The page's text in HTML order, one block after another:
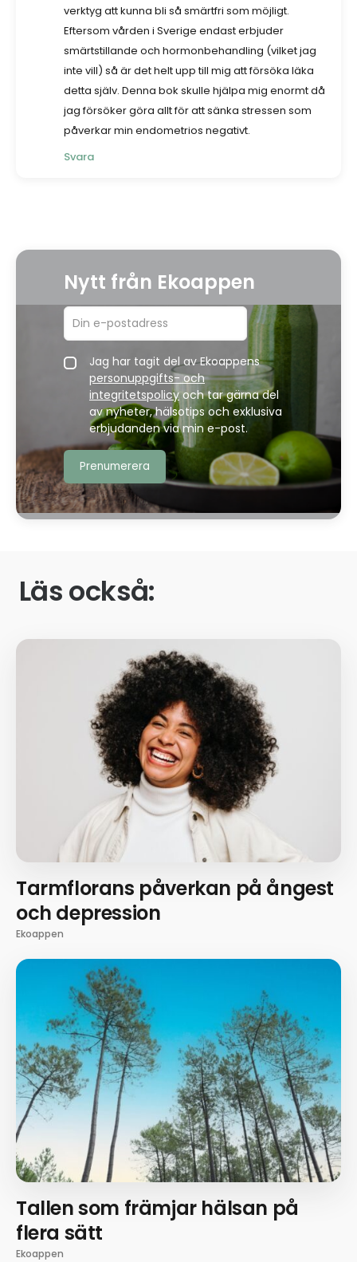
verktyg att kunna bli så smärtfri som möjligt.
Eftersom vården i Sverige endast erbjuder
smärtstillande och hormonbehandling (vilket jag
inte vill) så är det helt upp till mig att försöka läka
detta själv. Denna bok skulle hjälpa mig enormt då
jag försöker göra allt för att sänka stressen som
påverkar min endometrios negativt.
Svara
Nytt från Ekoappen
Jag har tagit del av Ekoappens
personuppgifts- och
integritetspolicyoch tar gärna del
av nyheter, hälsotips och exklusiva
erbjudanden via min e-post.
Läs också:
Tarmflorans påverkan på ångest
och depression
Ekoappen
Tallen som främjar hälsan på
flera sätt
Ekoappen